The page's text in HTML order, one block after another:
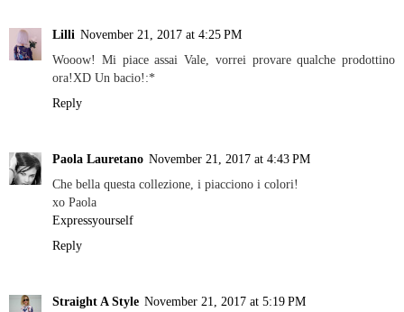
Lilli November 21, 2017 at 4:25 PM
Wooow! Mi piace assai Vale, vorrei provare qualche prodottino
ora!XD Un bacio!:*
Reply
Paola Lauretano November 21, 2017 at 4:43 PM
Che bella questa collezione, i piacciono i colori!
xo Paola
Expressyourself
Reply
Straight A Style November 21, 2017 at 5:19 PM